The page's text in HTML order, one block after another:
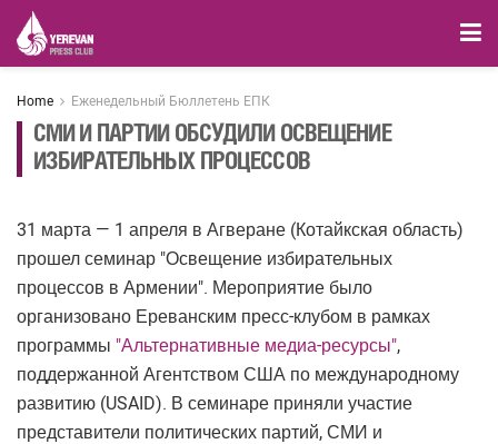
Home Еженедельный Бюллетень ЕПК
СМИ И ПАРТИИ ОБСУДИЛИ ОСВЕЩЕНИЕ
ИЗБИРАТЕЛЬНЫХ ПРОЦЕССОВ
31 марта — 1 апреля в Агверане (Котайкская область)
прошел семинар "Освещение избирательных
процессов в Армении". Мероприятие было
организовано Ереванским пресс-клубом в рамках
программы "Альтернативные медиа-ресурсы",
поддержанной Агентством США по международному
развитию (USAID). В семинаре приняли участие
представители политических партий, СМИ и